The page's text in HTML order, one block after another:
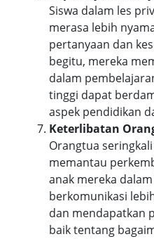
Siswa dalam les
merasa lebih
pertanyaan dan
begitu, mereka
dalam
tinggi dapat
aspek pendidikan
Keterlibatan
Orangtua
memantau
anak mereka
berkomunikasi
dan mendapatkan
baik tentang